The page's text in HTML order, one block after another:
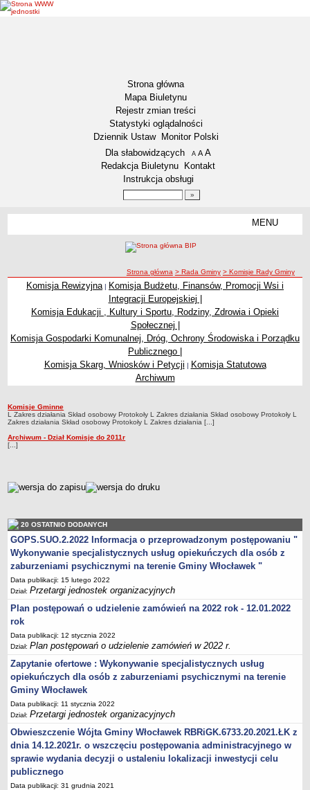
Strona główna
Mapa Biuletynu
Rejestr zmian treści
Statystyki oglądalności
Dziennik Ustaw
Monitor Polski
Menu dodatkowe
Dla słabowidzących A pomniejsz czcionkę
A standardowy rozmiar czcionki
A
Redakcja Biuletynu
Kontakt
Instrukcja obsługi
MENU
Symbole Gminy Włocławek
Statut Gminy
RADA GMINY
Skład Rady
Komisje Rady Gminy
Oświadczenia majątkowe
Odpowiedzi na interpelacje
Odpowiedzi na zapytania
URZĄD GMINY
Wójt Gminy
Skarbnik Gminy
Sekretarz Gminy
Zarządzenia Wójta Gminy
Baza Aktów Własnych
Regulamin Pracy Urzędu
Regulamin Organizacyjny
Oświadczenia majątkowe
e-Urząd
PRZETARGI
Przetargi własne Urzędu
Przetargi jednostek organizacyjnych
Archiwum 2008-2010
ścieżka nawigacji
Strona główna > Rada Gminy > Komisje Rady Gminy
Komisje Rady Gminy
Komisja Rewizyjna | Komisja Budżetu, Finansów, Promocji Wsi i
Integracji Europejskiej |
Komisja Edukacji , Kultury i Sportu, Rodziny, Zdrowia i Opieki
Społecznej |
Komisja Gospodarki Komunalnej, Dróg, Ochrony Środowiska i Porządku
Publicznego |
Komisja Skarg, Wniosków i Petycji | Komisja Statutowa
Archiwum
Komisje Rady Gminy
Komisje Gminne
L Zakres działania Skład osobowy Protokoły L Zakres działania Skład osobowy Protokoły L
Zakres działania Skład osobowy Protokoły L Zakres działania [...]
Archiwum - Dział Komisje do 2011r
[...]
metryczka
20 OSTATNIO DODANYCH
GOPS.SUO.2.2022 Informacja o przeprowadzonym postępowaniu "
Wykonywanie specjalistycznych usług opiekuńczych dla osób z
zaburzeniami psychicznymi na terenie Gminy Włocławek "
Data publikacji: 15 lutego 2022
Dział:Przetargi jednostek organizacyjnych
Plan postępowań o udzielenie zamówień na 2022 rok - 12.01.2022
rok
Data publikacji: 12 stycznia 2022
Dział:Plan postępowań o udzielenie zamówień w 2022 r.
Zapytanie ofertowe : Wykonywanie specjalistycznych usług
opiekuńczych dla osób z zaburzeniami psychicznymi na terenie
Gminy Włocławek
Data publikacji: 11 stycznia 2022
Dział:Przetargi jednostek organizacyjnych
Obwieszczenie Wójta Gminy Włocławek RBRiGK.6733.20.2021.ŁK z
dnia 14.12.2021r. o wszczęciu postępowania administracyjnego w
sprawie wydania decyzji o ustaleniu lokalizacji inwestycji celu
publicznego
Data publikacji: 31 grudnia 2021